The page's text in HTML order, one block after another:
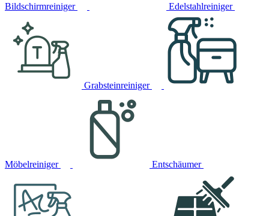
Bildschirmreiniger Edelstahlreiniger
Grabsteinreiniger
Möbelreiniger Entschäumer